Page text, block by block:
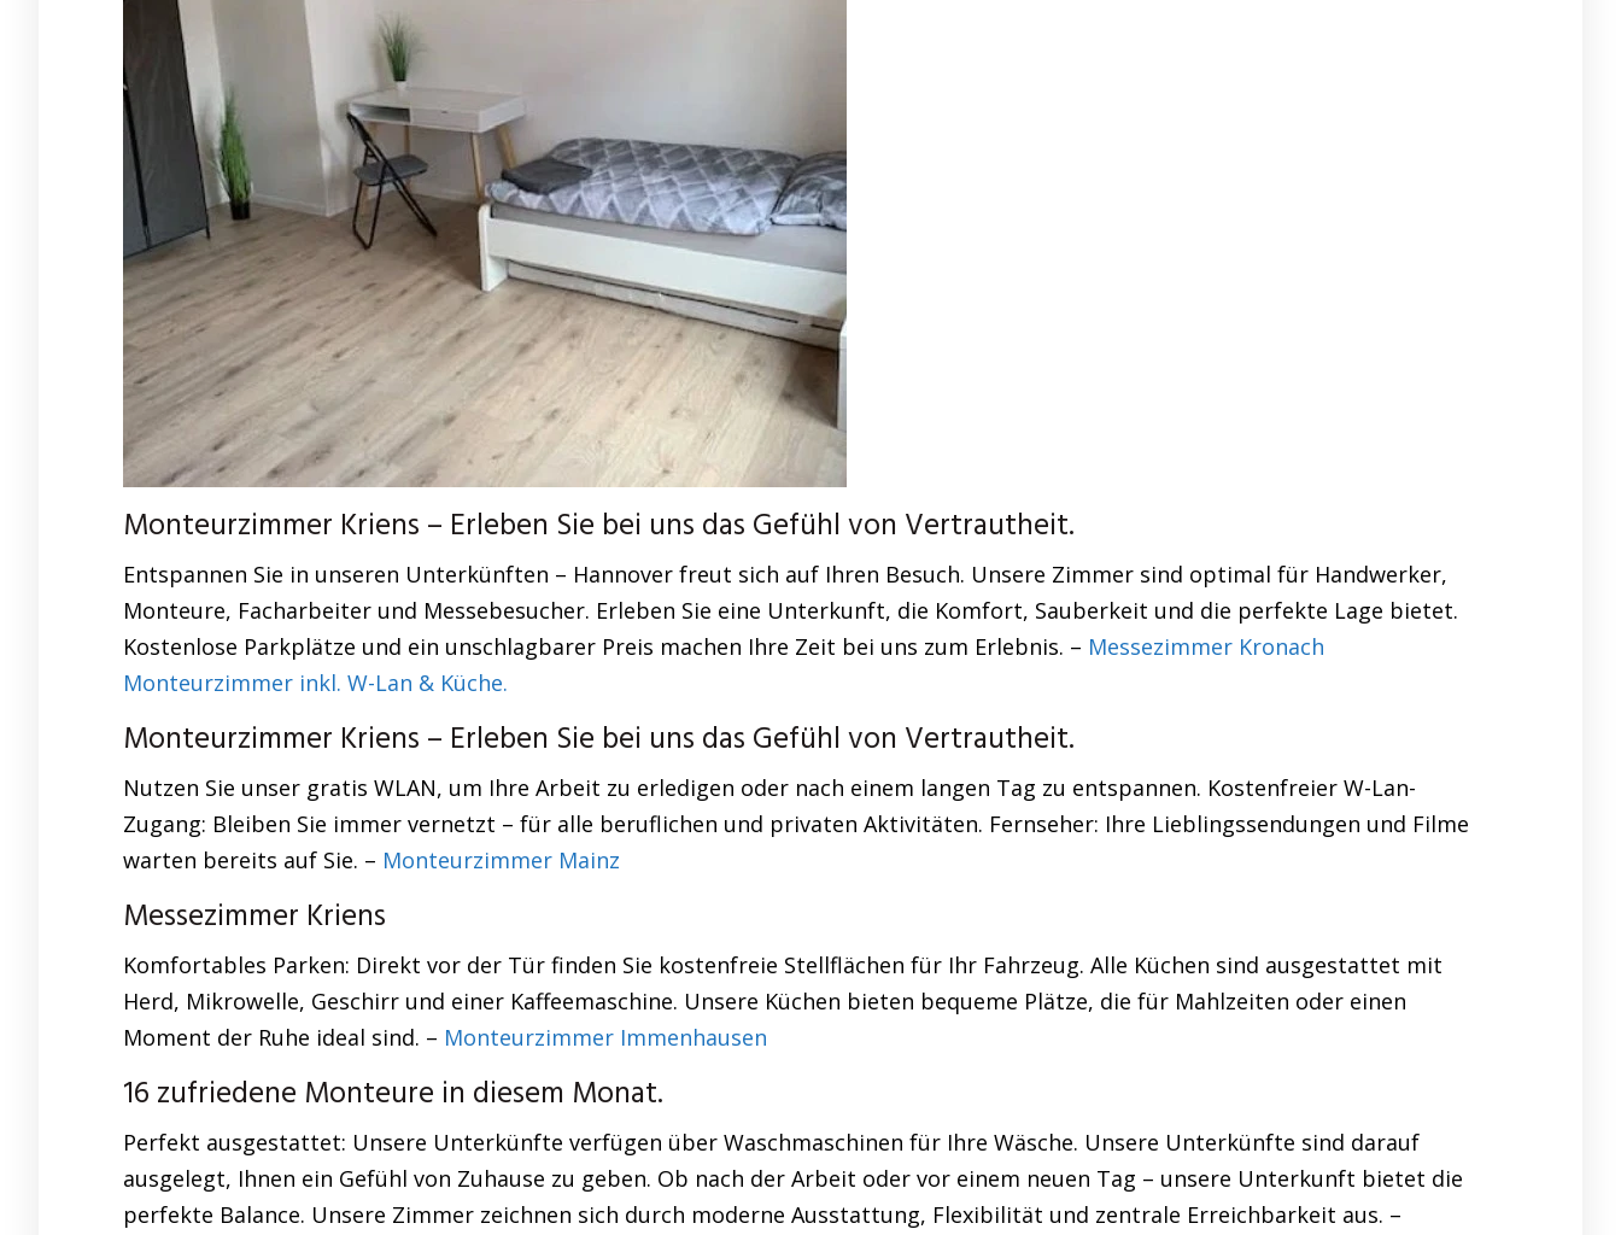
Monteurzimmer Kriens – Erleben Sie bei uns das Gefühl von Vertrautheit.
Entspannen Sie in unseren Unterkünften – Hannover freut sich auf Ihren Besuch. Unsere Zimmer sind optimal für Handwerker,
Monteure, Facharbeiter und Messebesucher. Erleben Sie eine Unterkunft, die Komfort, Sauberkeit und die perfekte Lage bietet.
Kostenlose Parkplätze und ein unschlagbarer Preis machen Ihre Zeit bei uns zum Erlebnis. – Messezimmer Kronach
Monteurzimmer inkl. W-Lan & Küche.
Monteurzimmer Kriens – Erleben Sie bei uns das Gefühl von Vertrautheit.
Nutzen Sie unser gratis WLAN, um Ihre Arbeit zu erledigen oder nach einem langen Tag zu entspannen. Kostenfreier W-Lan-
Zugang: Bleiben Sie immer vernetzt – für alle beruflichen und privaten Aktivitäten. Fernseher: Ihre Lieblingssendungen und Filme
warten bereits auf Sie. – Monteurzimmer Mainz
Messezimmer Kriens
Komfortables Parken: Direkt vor der Tür finden Sie kostenfreie Stellflächen für Ihr Fahrzeug. Alle Küchen sind ausgestattet mit
Herd, Mikrowelle, Geschirr und einer Kaffeemaschine. Unsere Küchen bieten bequeme Plätze, die für Mahlzeiten oder einen
Moment der Ruhe ideal sind. – Monteurzimmer Immenhausen
16 zufriedene Monteure in diesem Monat.
Perfekt ausgestattet: Unsere Unterkünfte verfügen über Waschmaschinen für Ihre Wäsche. Unsere Unterkünfte sind darauf
ausgelegt, Ihnen ein Gefühl von Zuhause zu geben. Ob nach der Arbeit oder vor einem neuen Tag – unsere Unterkunft bietet die
perfekte Balance. Unsere Zimmer zeichnen sich durch moderne Ausstattung, Flexibilität und zentrale Erreichbarkeit aus. –